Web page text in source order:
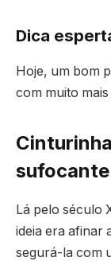
Dica
Hoje, um bom
com muito mais
sufocante
Lá pelo século
ideia era afinar
segurá-la com